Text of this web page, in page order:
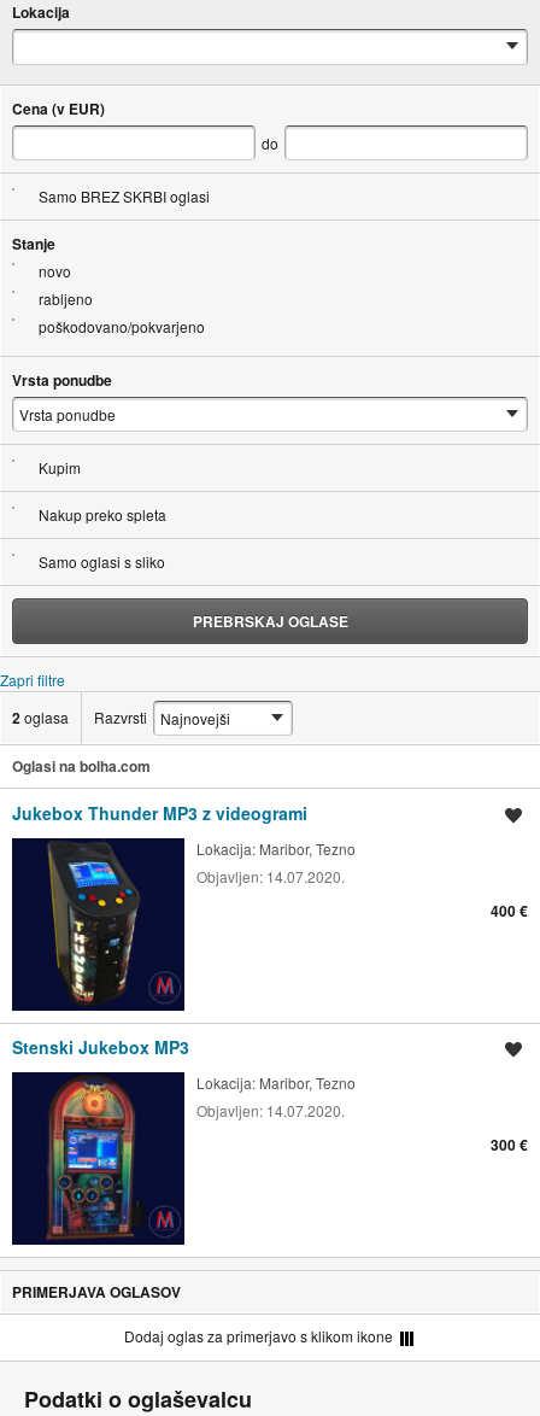
Lokacija
Cena (v EUR)
do
Samo BREZ SKRBI oglasi
Stanje
novo
rabljeno
poškodovano/pokvarjeno
Vrsta ponudbe
Kupim
Nakup preko spleta
Samo oglasi s sliko
PREBRSKAJ OGLASE
Zapri filtre
2oglasa Razvrsti
Oglasi na bolha.com
Jukebox Thunder MP3 z videogrami
Lokacija: Maribor, Tezno
Objavljen: 14.07.2020.
400 €
Stenski Jukebox MP3
Lokacija: Maribor, Tezno
Objavljen: 14.07.2020.
300 €
PRIMERJAVA OGLASOV
Dodaj oglas za primerjavo s klikom ikone
Podatki o oglaševalcu